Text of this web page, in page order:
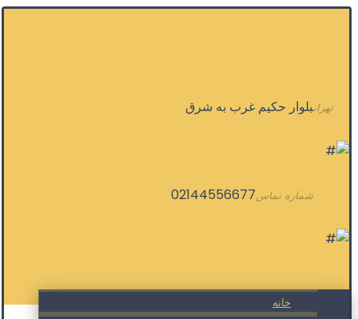
تهرانبلوار حکیم غرب به شرق
شماره تماس02144556677
خانه